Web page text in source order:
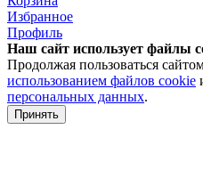
Избранное
Профиль
Наш сайт использует файлы
Продолжая пользоваться
использованием файлов cookie
персональных данных.
Принять